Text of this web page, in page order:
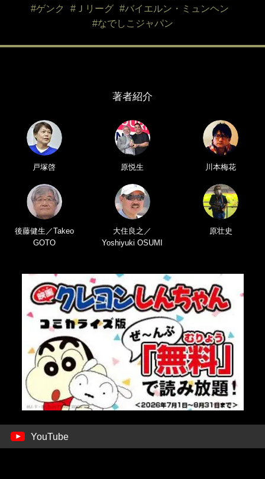
#ゲンク
#Ｊリーグ
#バイエルン・ミュンヘン
#なでしこジャパン
著者紹介
戸塚啓 原悦生 川本梅花
後藤健生／Takeo
GOTO
大住良之／
Yoshiyuki OSUMI
原壮史
YouTube